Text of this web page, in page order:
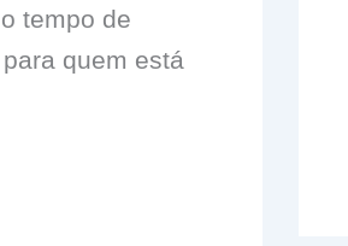
tempo de
quem está